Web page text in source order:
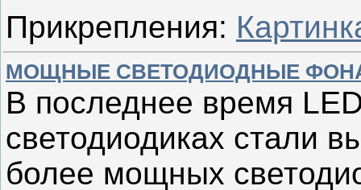
Прикрепления:
МОЩНЫЕ СВЕТОДИОДНЫЕ
В последнее время
светодиодиках стали
более мощных